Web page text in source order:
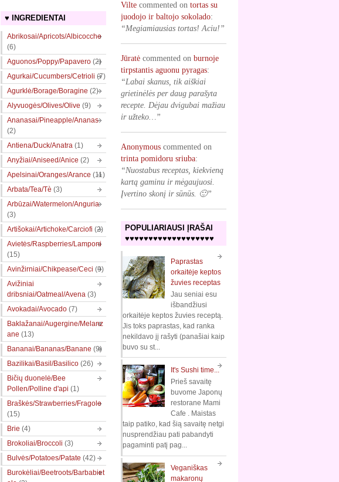
Vilte commented on tortas su
juodojo ir baltojo sokolado:
“Megiamiausias tortas! Aciu!”
Jūratė commented on burnoje
tirpstantis aguonu pyragas:
“Labai skanus, tik aiškiai
grietinėlės per daug parašyta
recepte. Dėjau dvigubai mažiau
ir užteko…”
Anonymous commented on
trinta pomidoru sriuba:
“Nuostabus receptas, kiekvieną
kartą gaminu ir mėgaujuosi.
Įvertino skonį ir sūnūs. 🙂”
POPULIARIAUSI ĮRAŠAI
♥♥♥♥♥♥♥♥♥♥♥♥♥♥♥♥♥♥♥
Paprastas
orkaitėje keptos
žuvies receptas
Jau seniai esu
išbandžiusi
orkaitėje keptos žuvies receptą.
Jis toks paprastas, kad ranka
nekildavo jį rašyti (panašiai kaip
buvo su st...
It's Sushi time...
Prieš savaitę
buvome Japonų
restorane Mami
Cafe . Maistas
taip patiko, kad šią savaitę netgi
nusprendžiau pati pabandyti
pagaminti patį pag...
Veganiškas
makaronų
♥ INGREDIENTAI
Abrikosai/Apricots/Albicocche
(6)
Aguonos/Poppy/Papavero (2)
Agurkai/Cucumbers/Cetrioli (7)
Agurklė/Borage/Boragine (2)
Alyvuogės/Olives/Olive (9)
Ananasai/Pineapple/Ananas
(2)
Antiena/Duck/Anatra (1)
Anyžiai/Aniseed/Anice (2)
Apelsinai/Oranges/Arance (11)
Arbata/Tea/Tè (3)
Arbūzai/Watermelon/Anguria
(3)
Artišokai/Artichoke/Carciofi (2)
Avietės/Raspberries/Lamponi
(15)
Avinžirniai/Chikpease/Ceci (9)
Avižiniai
dribsniai/Oatmeal/Avena (3)
Avokadai/Avocado (7)
Baklažanai/Augergine/Melanz
ane (13)
Bananai/Bananas/Banane (9)
Bazilikai/Basil/Basilico (26)
Bičių duonelė/Bee
Pollen/Polline d'api (1)
Braškės/Strawberries/Fragole
(15)
Brie (4)
Brokoliai/Broccoli (3)
Bulvės/Potatoes/Patate (42)
Burokėliai/Beetroots/Barbabiet